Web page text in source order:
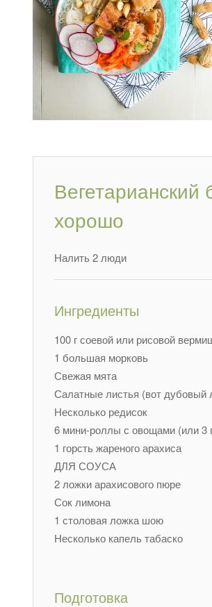
Вегетарианский
хорошо
Налить 2 люди
Ингредиенты
100 г соевой или рисовой
1 большая морковь
Свежая мята
Салатные листья (вот дубовый
Несколько редисок
6 мини-роллы с овощами (или 3
1 горсть жареного арахиса
ДЛЯ СОУСА
2 ложки арахисового пюре
Сок лимона
1 столовая ложка шою
Несколько капель табаско
Подготовка